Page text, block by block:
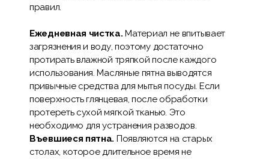
правил.
Ежедневная чистка. Материал не впитывает
загрязнения и воду, поэтому достаточно
протирать влажной тряпкой после каждого
использования. Масляные пятна выводятся
привычные средства для мытья посуды. Если
поверхность глянцевая, после обработки
протереть сухой мягкой тканью. Это
необходимо для устранения разводов.
Въевшиеся пятна. Появляются на старых
столах, которое длительное время не